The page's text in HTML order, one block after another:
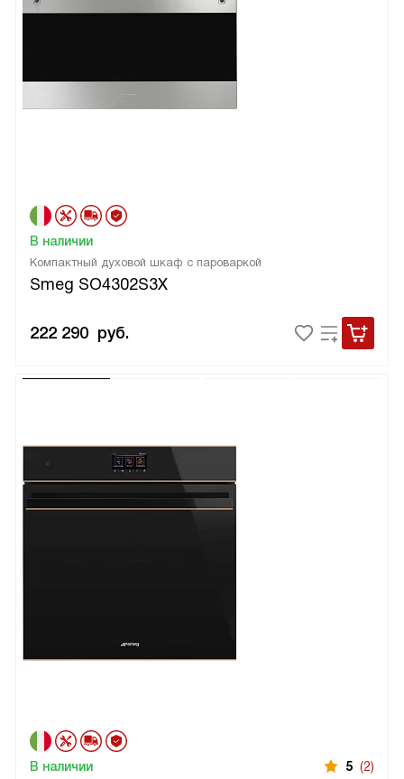
Компактный духовой шкаф с пароваркой
Smeg SO4302S3X
В наличии
222 290 руб.
В наличии 5 (2)